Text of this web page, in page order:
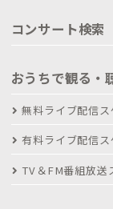
コンサート検索
おうちで観る・
無料ライブ配信
有料ライブ配信
TV＆FM番組放送